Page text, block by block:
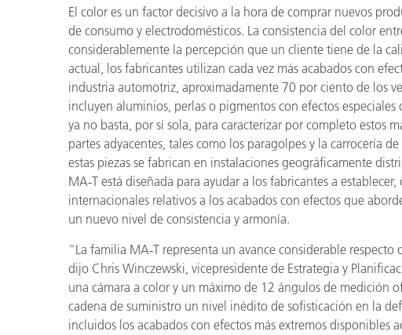
El color es un factor decisivo a la hora de comprar nuevos
de consumo y electrodomésticos. La consistencia del color
considerablemente la percepción que un cliente tiene de la
actual, los fabricantes utilizan cada vez más acabados con
industria automotriz, aproximadamente 70 por ciento de los
incluyen aluminios, perlas o pigmentos con efectos
ya no basta, por sí sola, para caracterizar por completo estos
partes adyacentes, tales como los paragolpes y la carrocería
estas piezas se fabrican en instalaciones geográficamente
MA‑T está diseñada para ayudar a los fabricantes a
internacionales relativos a los acabados con efectos que
un nuevo nivel de consistencia y armonía.
“La familia MA‑T representa un avance considerable
dijo Chris Winczewski, vicepresidente de Estrategia y
una cámara a color y un máximo de 12 ángulos de medición
cadena de suministro un nivel inédito de sofisticación en la
incluidos los acabados con efectos más extremos disponibles